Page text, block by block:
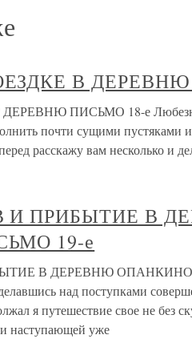
В ДЕРЕВНЮ
ПИСЬМО 18-е
почти сущими пустяками и
расскажу вам несколько и
И ПРИБЫТИЕ В
19-е
В ДЕРЕВНЮ ОПАНКИНО
над поступками
я путешествие свое не без
наступающей уже